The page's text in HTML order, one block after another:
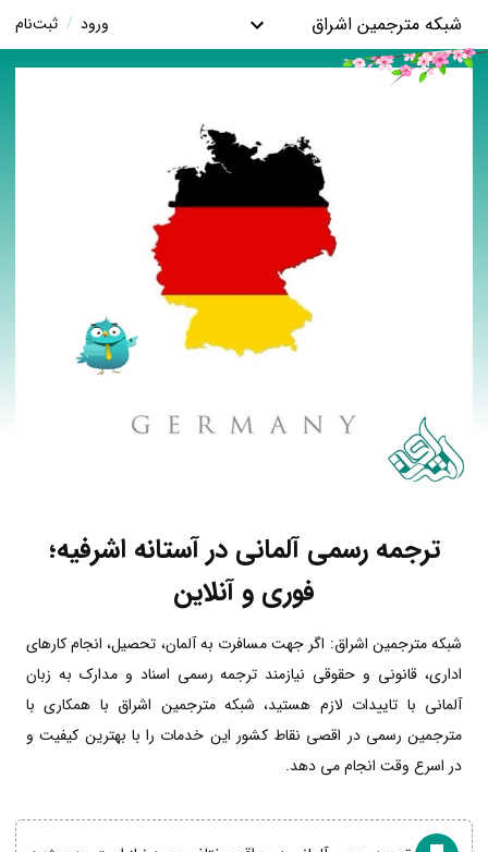
شبکه مترجمین اشراق ورود / ثبت‌نام
ترجمه رسمی آلمانی در آستانه اشرفیه؛
فوری و آنلاین
شبکه مترجمین اشراق: اگر جهت مسافرت به آلمان، تحصیل، انجام کارهای
اداری، قانونی و حقوقی نیازمند ترجمه رسمی اسناد و مدارک به زبان
آلمانی با تاییدات لازم هستید، شبکه مترجمین اشراق با همکاری با
مترجمین رسمی در اقصی نقاط کشور این خدمات را با بهترین کیفیت و
در اسرع وقت انجام می دهد.